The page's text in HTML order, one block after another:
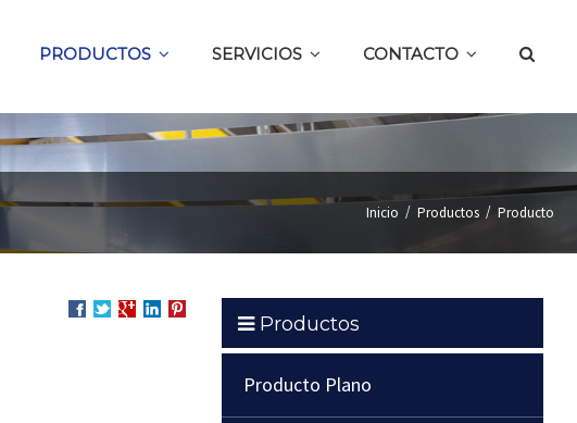
PRODUCTOS SERVICIOS CONTACTO
Inicio / Productos / Producto
Productos
Producto Plano